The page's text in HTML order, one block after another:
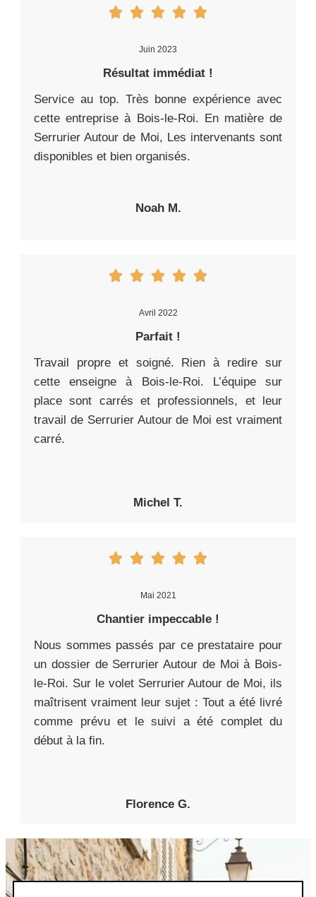
Juin 2023
Résultat immédiat !
Service au top. Très bonne expérience avec
cette entreprise à Bois-le-Roi. En matière de
Serrurier Autour de Moi, Les intervenants sont
disponibles et bien organisés.
Noah M.
Avril 2022
Parfait !
Travail propre et soigné. Rien à redire sur
cette enseigne à Bois-le-Roi. L’équipe sur
place sont carrés et professionnels, et leur
travail de Serrurier Autour de Moi est vraiment
carré.
Michel T.
Mai 2021
Chantier impeccable !
Nous sommes passés par ce prestataire pour
un dossier de Serrurier Autour de Moi à Bois-
le-Roi. Sur le volet Serrurier Autour de Moi, ils
maîtrisent vraiment leur sujet : Tout a été livré
comme prévu et le suivi a été complet du
début à la fin.
Florence G.